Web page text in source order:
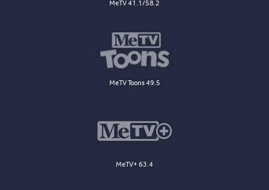
MeTV 41.1/58.2
MeTV Toons 49.5
MeTV+ 63.4